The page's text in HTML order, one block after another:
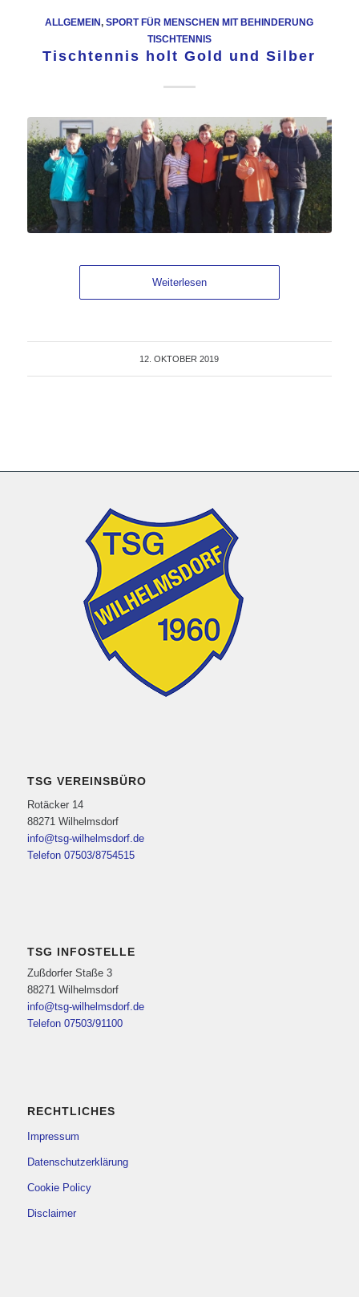
ALLGEMEIN,SPORT FÜR MENSCHEN MIT BEHINDERUNG
TISCHTENNIS
Tischtennis holt Gold und Silber
Weiterlesen
12. OKTOBER 2019
TSG VEREINSBÜRO
Rotäcker 14
88271 Wilhelmsdorf
info@tsg-wilhelmsdorf.de
Telefon 07503/8754515
TSG INFOSTELLE
Zußdorfer Staße 3
88271 Wilhelmsdorf
info@tsg-wilhelmsdorf.de
Telefon 07503/91100
RECHTLICHES
Impressum
Datenschutzerklärung
Cookie Policy
Disclaimer